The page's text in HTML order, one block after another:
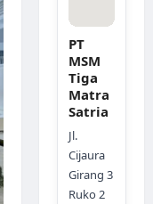
PT
MSM
Tiga
Matra
Satria
Jl.
Cijaura
Girang 3
Ruko 2